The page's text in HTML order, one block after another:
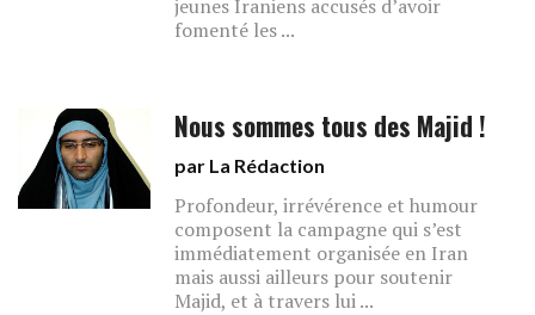
jeunes Iraniens accusés d’avoir
fomenté les ...
Nous sommes tous des Majid !
par La Rédaction
Profondeur, irrévérence et humour
composent la campagne qui s’est
immédiatement organisée en Iran
mais aussi ailleurs pour soutenir
Majid, et à travers lui ...